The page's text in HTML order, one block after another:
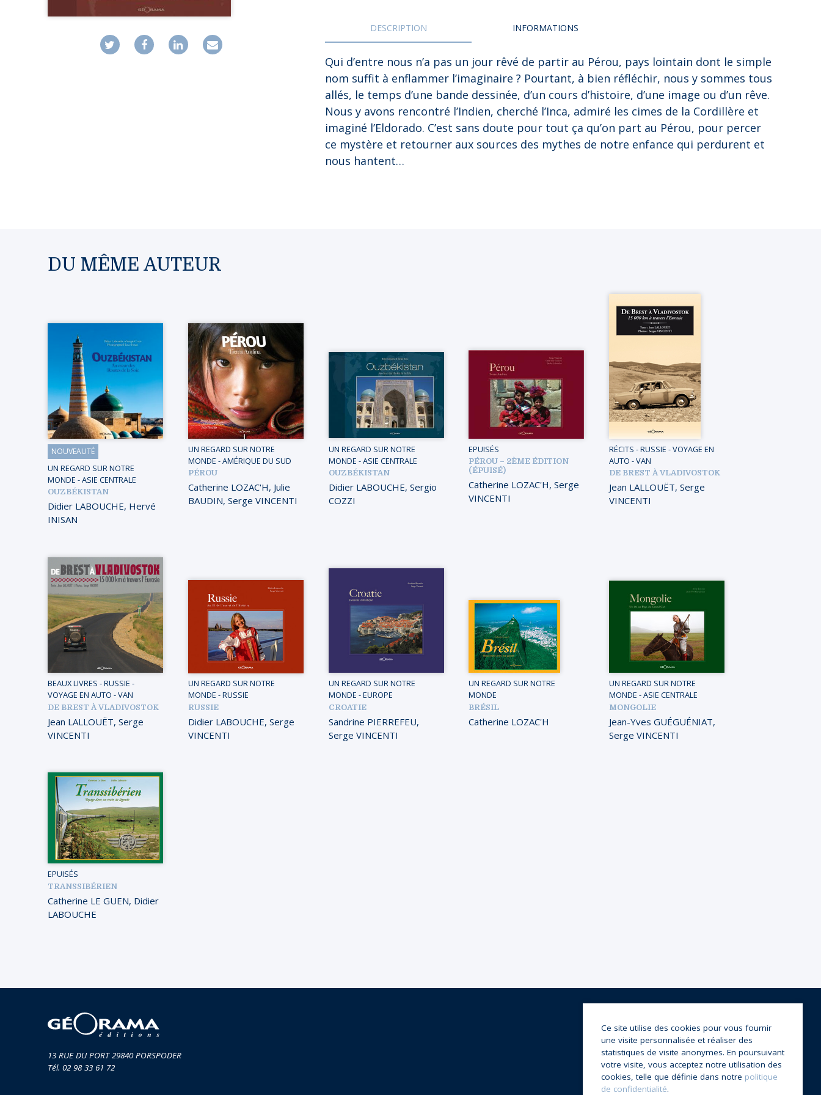
GUIDES
HORS COLLECTION
VOYAGE INITIATIQUE
VOYAGE EN AUTO – VAN
EUROPE
EUROPE DE L’EST
FRANCE
GRAND NORD
INDE
MOYEN-ORIENT
DESCRIPTION INFORMATIONS
Qui d’entre nous n’a pas un jour rêvé de partir au Pérou, pays lointain dont le simple
nom suffit à enflammer l’imaginaire ? Pourtant, à bien réfléchir, nous y sommes tous
allés, le temps d’une bande dessinée, d’un cours d’histoire, d’une image ou d’un rêve.
Nous y avons rencontré l’Indien, cherché l’Inca, admiré les cimes de la Cordillère et
imaginé l’Eldorado. C’est sans doute pour tout ça qu’on part au Pérou, pour percer
ce mystère et retourner aux sources des mythes de notre enfance qui perdurent et
nous hantent…
DU MÊME AUTEUR
NOUVEAUTÉ
UN REGARD SUR NOTRE
MONDE -ASIE CENTRALE
OUZBÉKISTAN
Didier LABOUCHE, Hervé
INISAN
UN REGARD SUR NOTRE
MONDE -AMÉRIQUE DU SUD
PÉROU
Catherine LOZAC'H, Julie
BAUDIN, Serge VINCENTI
UN REGARD SUR NOTRE
MONDE -ASIE CENTRALE
OUZBÉKISTAN
Didier LABOUCHE, Sergio
COZZI
EPUISÉS
PÉROU – 2ÈME ÉDITION
(ÉPUISÉ)
Catherine LOZAC'H,Serge
VINCENTI
RÉCITS -RUSSIE -VOYAGE EN
AUTO - VAN
DE BREST À VLADIVOSTOK
Jean LALLOUËT, Serge
VINCENTI
BEAUX LIVRES -RUSSIE -
VOYAGE EN AUTO - VAN
DE BREST À VLADIVOSTOK
Jean LALLOUËT,Serge
VINCENTI
UN REGARD SUR NOTRE
MONDE -RUSSIE
RUSSIE
Didier LABOUCHE, Serge
VINCENTI
UN REGARD SUR NOTRE
MONDE -EUROPE
CROATIE
Sandrine PIERREFEU,
Serge VINCENTI
UN REGARD SUR NOTRE
MONDE
BRÉSIL
Catherine LOZAC'H
UN REGARD SUR NOTRE
MONDE -ASIE CENTRALE
MONGOLIE
Jean-Yves GUÉGUÉNIAT,
Serge VINCENTI
EPUISÉS
TRANSSIBÉRIEN
Catherine LE GUEN, Didier
LABOUCHE
13 RUE DU PORT 29840 PORSPODER
Tél. 02 98 33 61 72
Ce site utilise des cookies pour vous fournir
une visite personnalisée et réaliser des
statistiques de visite anonymes. En poursuivant
votre visite, vous acceptez notre utilisation des
cookies, telle que définie dans notre politique
de confidentialité.